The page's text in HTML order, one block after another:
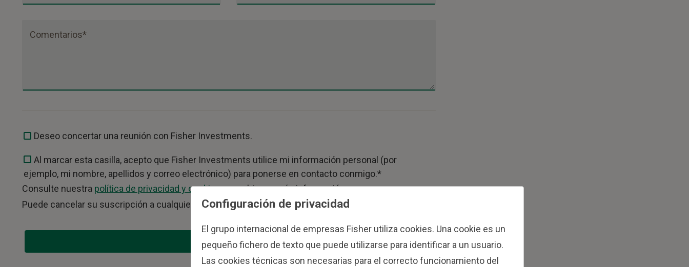
Comentarios*
Deseo concertar una reunión con Fisher Investments.
Al marcar esta casilla, acepto que Fisher Investments utilice mi información personal (por
ejemplo, mi nombre, apellidos y correo electrónico) para ponerse en contacto conmigo.*
Consulte nuestra política de privacidad y cookiespara obtener más información.
Puede cancelar su suscripción a cualquiera de nuestras comunicacionesen este enlace
Configuración de privacidad
El grupo internacional de empresas Fisher utiliza cookies. Una cookie es un
pequeño fichero de texto que puede utilizarse para identificar a un usuario.
Las cookies técnicas son necesarias para el correcto funcionamiento del